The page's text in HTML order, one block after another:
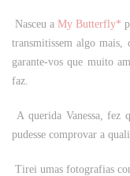
Nasceu a My Butterfly*
transmitissem algo mais,
garante-vos que muito
faz.
A querida Vanessa, fez
pudesse comprovar a
Tirei umas fotografias